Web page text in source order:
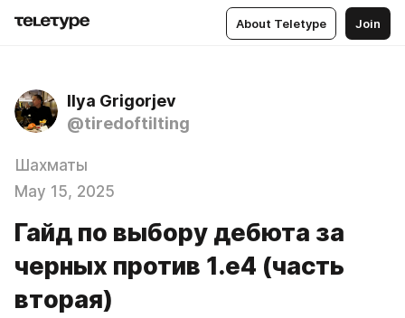
About Teletype Join
Ilya Grigorjev
@tiredoftilting
Шахматы
May 15, 2025
Гайд по выбору дебюта за
черных против 1.е4 (часть
вторая)